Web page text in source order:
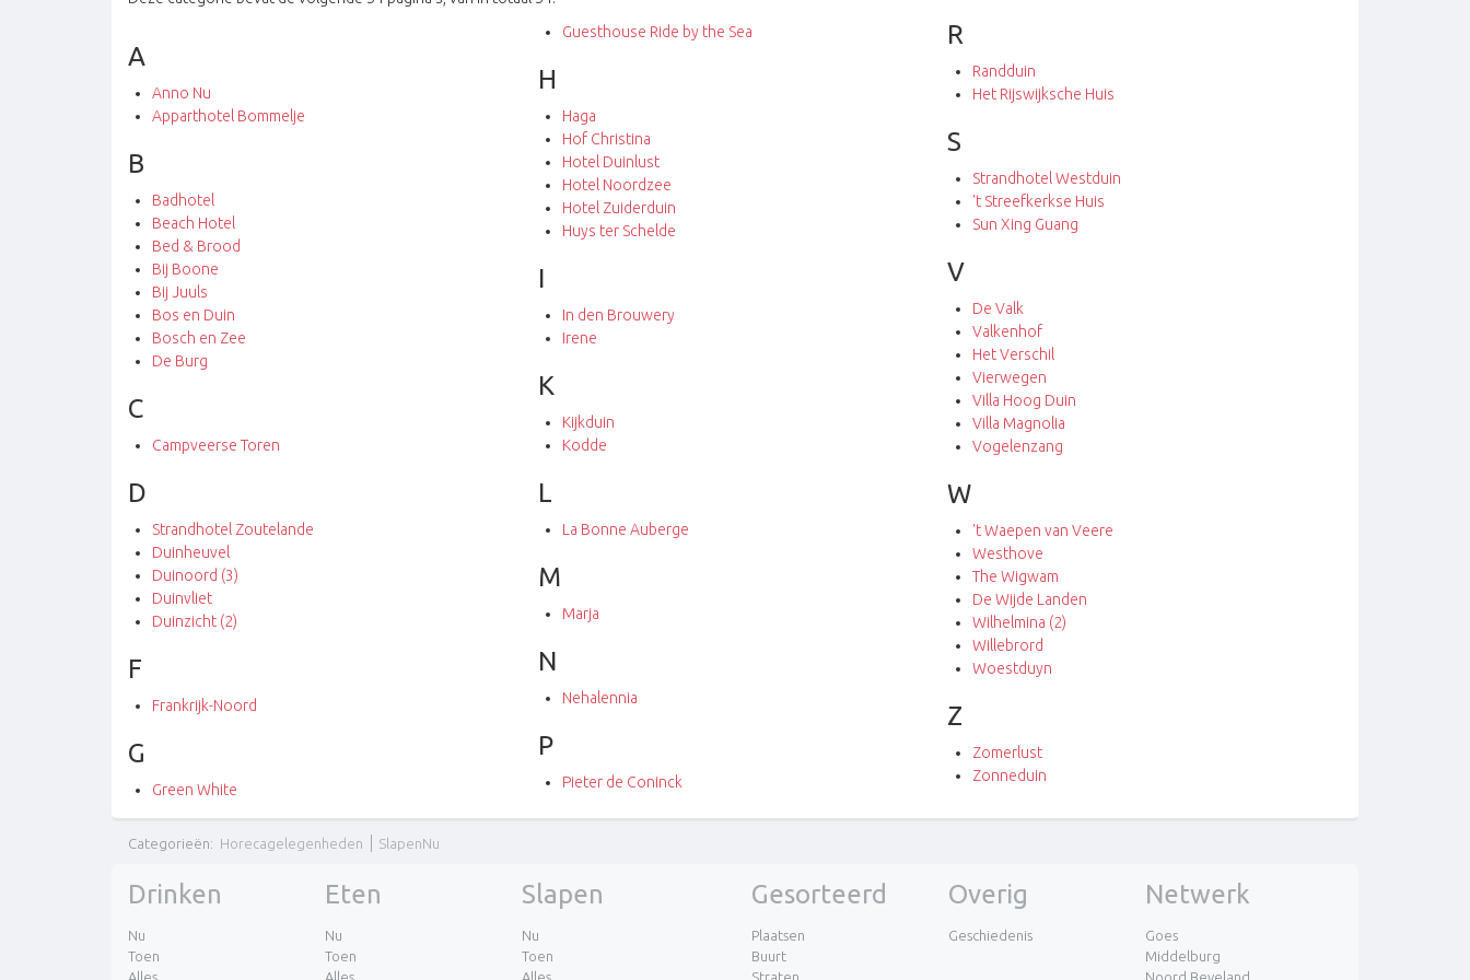
A
Anno Nu
Apparthotel Bommelje
B
Badhotel
Beach Hotel
Bed & Brood
Bij Boone
Bij Juuls
Bos en Duin
Bosch en Zee
De Burg
C
Campveerse Toren
D
Strandhotel Zoutelande
Duinheuvel
Duinoord (3)
Duinvliet
Duinzicht (2)
F
Frankrijk-Noord
G
Green White
Guesthouse Ride by the Sea
H
Haga
Hof Christina
Hotel Duinlust
Hotel Noordzee
Hotel Zuiderduin
Huys ter Schelde
I
In den Brouwery
Irene
K
Kijkduin
Kodde
L
La Bonne Auberge
M
Marja
N
Nehalennia
P
Pieter de Coninck
R
Randduin
Het Rijswijksche Huis
S
Strandhotel Westduin
't Streefkerkse Huis
Sun Xing Guang
V
De Valk
Valkenhof
Het Verschil
Vierwegen
Villa Hoog Duin
Villa Magnolia
Vogelenzang
W
't Waepen van Veere
Westhove
The Wigwam
De Wijde Landen
Wilhelmina (2)
Willebrord
Woestduyn
Z
Zomerlust
Zonneduin
Categorieën: Horecagelegenheden SlapenNu
Drinken
Nu
Toen
Eten
Nu
Toen
Slapen
Nu
Toen
Gesorteerd
Plaatsen
Buurt
Overig
Geschiedenis
Netwerk
Goes
Middelburg